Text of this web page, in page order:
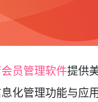
员管理软件提供
化管理功能与应